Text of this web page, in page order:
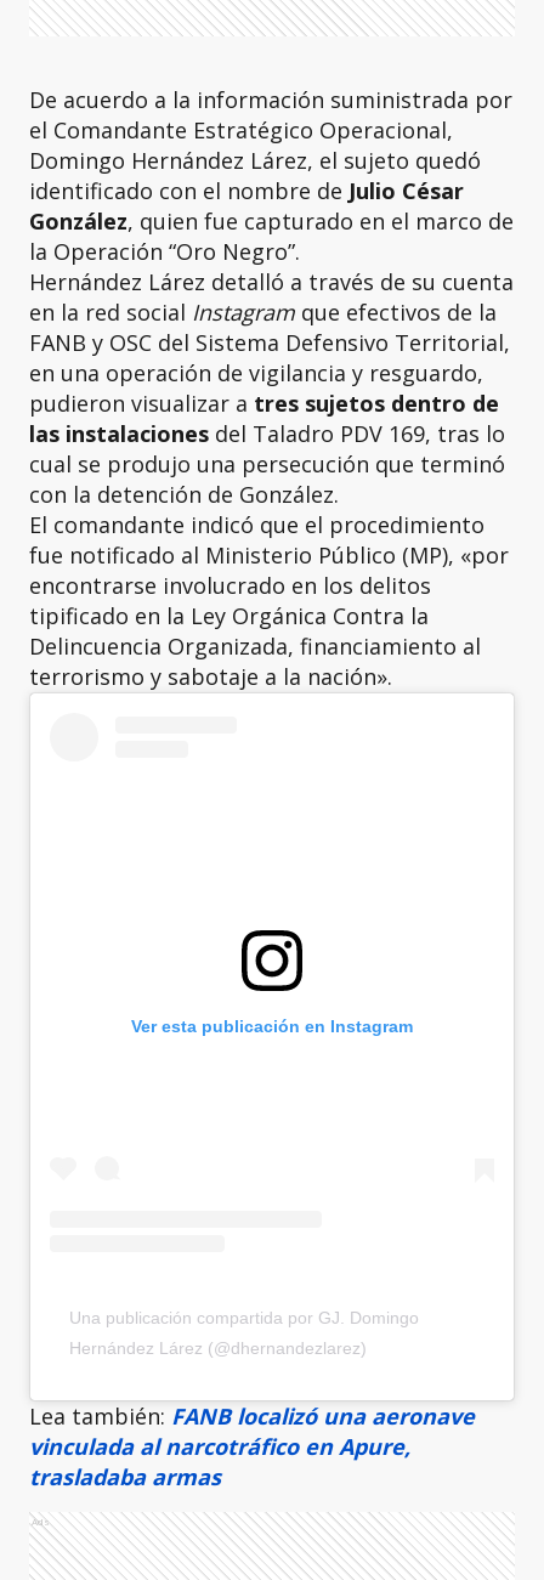
De acuerdo a la información suministrada por
el Comandante Estratégico Operacional,
Domingo Hernández Lárez, el sujeto quedó
identificado con el nombre de Julio César
González, quien fue capturado en el marco de
la Operación “Oro Negro”.
Hernández Lárez detalló a través de su cuenta
en la red social Instagram que efectivos de la
FANB y OSC del Sistema Defensivo Territorial,
en una operación de vigilancia y resguardo,
pudieron visualizar a tres sujetos dentro de
las instalaciones del Taladro PDV 169, tras lo
cual se produjo una persecución que terminó
con la detención de González.
El comandante indicó que el procedimiento
fue notificado al Ministerio Público (MP), «por
encontrarse involucrado en los delitos
tipificado en la Ley Orgánica Contra la
Delincuencia Organizada, financiamiento al
terrorismo y sabotaje a la nación».
Ver esta publicación en Instagram
Una publicación compartida por GJ. Domingo
Hernández Lárez (@dhernandezlarez)
Lea también: FANB localizó una aeronave
vinculada al narcotráfico en Apure,
trasladaba armas
Ads